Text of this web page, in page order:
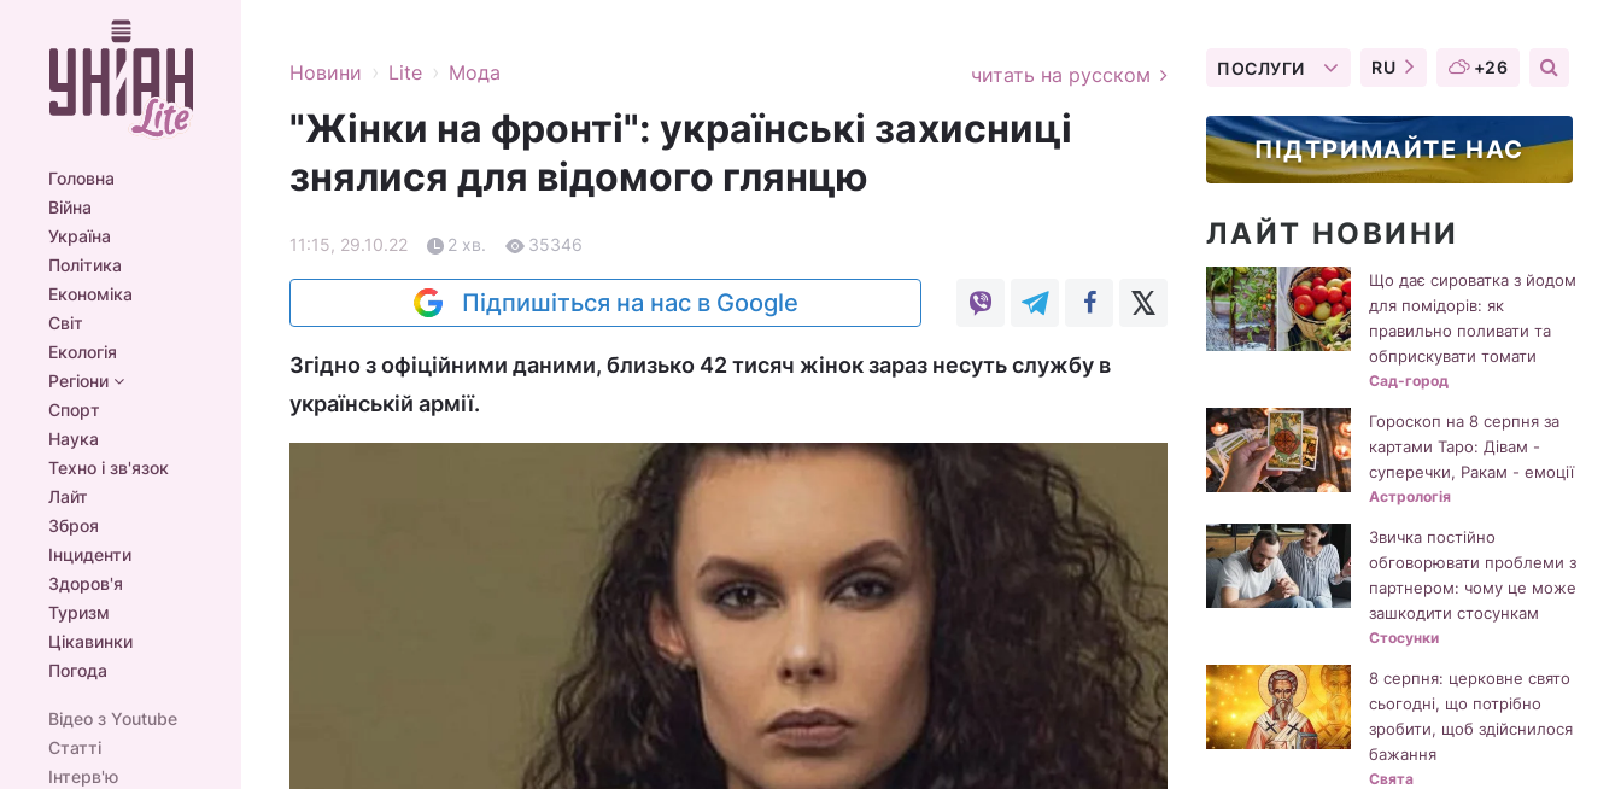
Головна
Війна
Україна
Політика
Економіка
Світ
Екологія
Регіони
Спорт
Наука
Техно і зв'язок
Лайт
Зброя
Інциденти
Здоров'я
Туризм
Цікавинки
Погода
Відео з Youtube
Статті
Інтерв'ю
Новини › Lite › Мода читать на русском
"Жінки на фронті": українські захисниці
знялися для відомого глянцю
11:15, 29.10.22 2 хв. 35346
Підпишіться на нас в Google
Згідно з офіційними даними, близько 42 тисяч жінок зараз несуть службу в
українській армії.
ПОСЛУГИ RU +26
ПІДТРИМАЙТЕ НАС
ЛАЙТ НОВИНИ
Що дає сироватка з йодом
для помідорів: як
правильно поливати та
обприскувати томати
Сад-город
Гороскоп на 8 серпня за
картами Таро: Дівам -
суперечки, Ракам - емоції
Астрологія
Звичка постійно
обговорювати проблеми з
партнером: чому це може
зашкодити стосункам
Стосунки
8 серпня: церковне свято
сьогодні, що потрібно
зробити, щоб здійснилося
бажання
Свята